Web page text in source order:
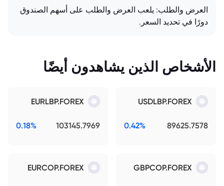
العرض والطلب: يلعب العرض والطلب على أسهم الصندوق
دورًا في تحديد السعر.
الأشخاص الذين يشاهدون أيضًا
USDLBP.FOREX
89625.7578
0.42%
EURLBP.FOREX
103145.7969
0.18%
GBPCOP.FOREX
EURCOP.FOREX